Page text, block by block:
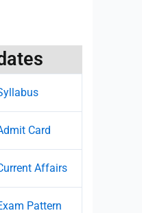
Card
Affairs
Pattern